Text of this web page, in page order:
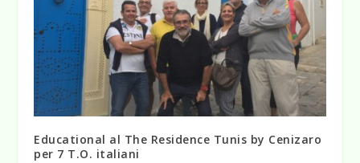
Educational al The Residence Tunis by Cenizaro
per 7 T.O. italiani